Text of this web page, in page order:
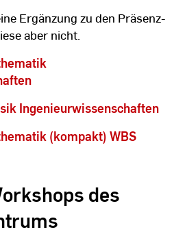
Ergänzung zu den Präsenz-
aber nicht.
Ingenieurwissenschaften
(kompakt) WBS
des